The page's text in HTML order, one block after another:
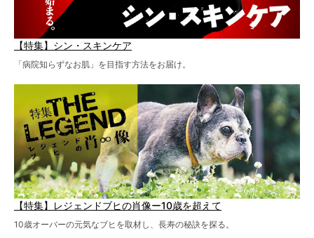
【特集】シン・スキンケア
「病院知らずなお肌」を目指す方法をお届け。
【特集】レジェンドブヒの肖像ー10歳を超えて
10歳オーバーの元気なブヒを取材し、長寿の秘訣を探る。